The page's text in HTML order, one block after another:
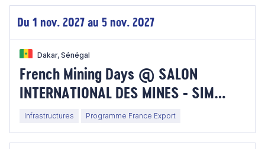
Du 1 nov. 2027 au 5 nov. 2027
Dakar, Sénégal
French Mining Days @ SALON
INTERNATIONAL DES MINES - SIM
2027 - Sénégal
Infrastructures Programme France Export